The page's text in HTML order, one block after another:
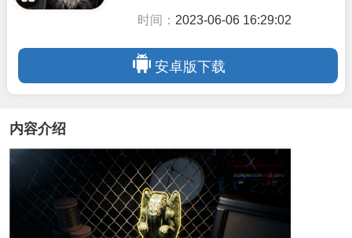
时间： 2023-06-06 16:29:02
安卓版下载
内容介绍